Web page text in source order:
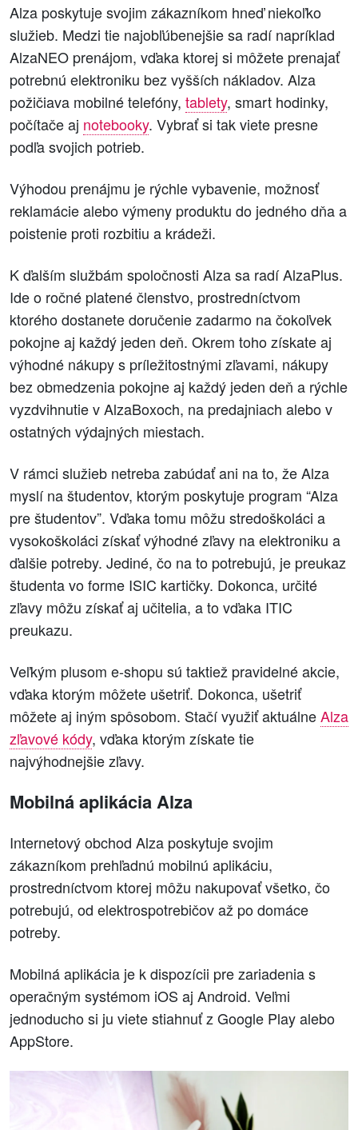
Alza poskytuje svojim zákazníkom hneď niekoľko
služieb. Medzi tie najobľúbenejšie sa radí napríklad
AlzaNEO prenájom, vďaka ktorej si môžete prenajať
potrebnú elektroniku bez vyšších nákladov. Alza
požičiava mobilné telefóny, tablety, smart hodinky,
počítače aj notebooky. Vybrať si tak viete presne
podľa svojich potrieb.
Výhodou prenájmu je rýchle vybavenie, možnosť
reklamácie alebo výmeny produktu do jedného dňa a
poistenie proti rozbitiu a krádeži.
K ďalším službám spoločnosti Alza sa radí AlzaPlus.
Ide o ročné platené členstvo, prostredníctvom
ktorého dostanete doručenie zadarmo na čokoľvek
pokojne aj každý jeden deň. Okrem toho získate aj
výhodné nákupy s príležitostnými zľavami, nákupy
bez obmedzenia pokojne aj každý jeden deň a rýchle
vyzdvihnutie v AlzaBoxoch, na predajniach alebo v
ostatných výdajných miestach.
V rámci služieb netreba zabúdať ani na to, že Alza
myslí na študentov, ktorým poskytuje program “Alza
pre študentov”. Vďaka tomu môžu stredoškoláci a
vysokoškoláci získať výhodné zľavy na elektroniku a
ďalšie potreby. Jediné, čo na to potrebujú, je preukaz
študenta vo forme ISIC kartičky. Dokonca, určité
zľavy môžu získať aj učitelia, a to vďaka ITIC
preukazu.
Veľkým plusom e-shopu sú taktiež pravidelné akcie,
vďaka ktorým môžete ušetriť. Dokonca, ušetriť
môžete aj iným spôsobom. Stačí využiť aktuálneAlza
zľavové kódy, vďaka ktorým získate tie
najvýhodnejšie zľavy.
Mobilná aplikácia Alza
Internetový obchod Alza poskytuje svojim
zákazníkom prehľadnú mobilnú aplikáciu,
prostredníctvom ktorej môžu nakupovať všetko, čo
potrebujú, od elektrospotrebičov až po domáce
potreby.
Mobilná aplikácia je k dispozícii pre zariadenia s
operačným systémom iOS aj Android. Veľmi
jednoducho si ju viete stiahnuť z Google Play alebo
AppStore.